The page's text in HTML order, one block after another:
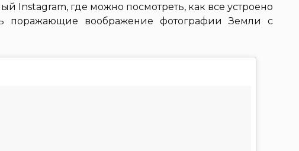
Instagram, где можно посмотреть, как все устроено
поражающие воображение фотографии Земли с